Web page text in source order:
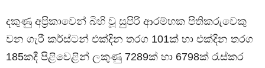
දකුණු අප්‍රිකාවෙන් බිහි වූ සුපිරි ආරම්භක පිතිකරුවෙකු
වන ගැරී කර්ස්ටන් එක්දින තරග 101ක් හා එක්දින තරග
185කදී පිළිවෙළින් ලකුණු 7289ක් හා 6798ක් රැස්කර